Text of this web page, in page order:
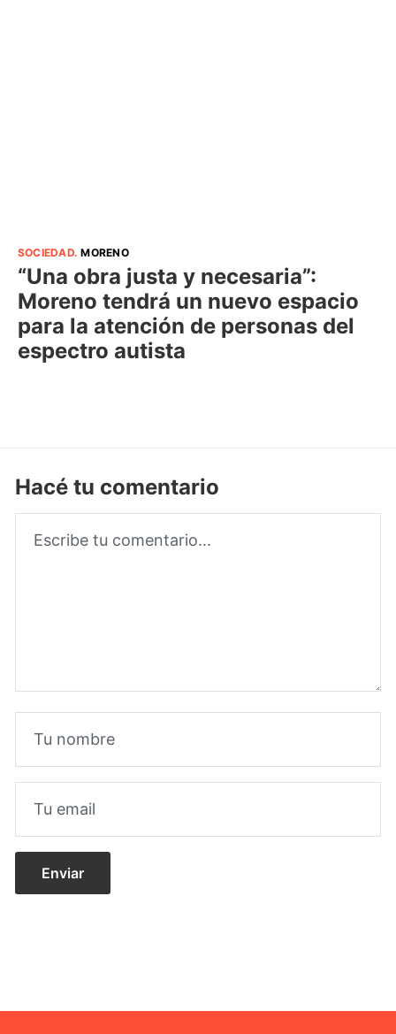
SOCIEDAD.MORENO
“Una obra justa y necesaria”:
Moreno tendrá un nuevo espacio
para la atención de personas del
espectro autista
Hacé tu comentario